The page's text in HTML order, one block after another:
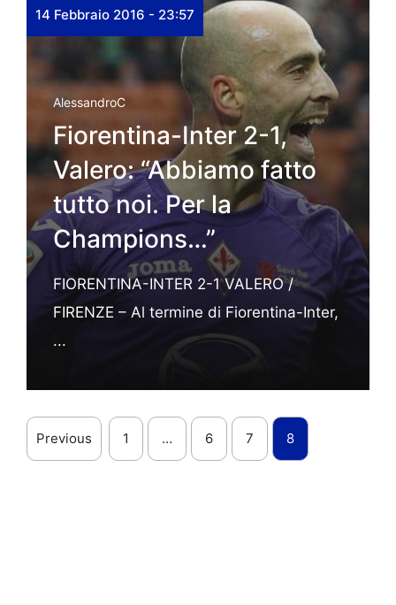
14 Febbraio 2016 - 23:57
AlessandroC
Fiorentina-Inter 2-1,
Valero: “Abbiamo fatto
tutto noi. Per la
Champions…”
FIORENTINA-INTER 2-1 VALERO /
FIRENZE – Al termine di Fiorentina-Inter,
...
Previous 1 … 6 7 8